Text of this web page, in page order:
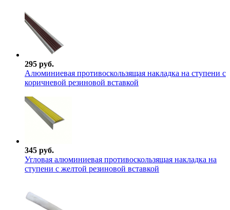
295 руб.
Алюминиевая противоскользящая накладка на ступени с
коричневой резиновой вставкой
345 руб.
Угловая алюминиевая противоскользящая накладка на
ступени с желтой резиновой вставкой